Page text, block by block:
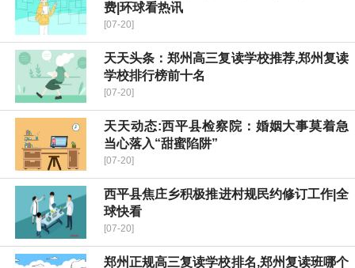
费|环球看热讯
[07-20]
天天头条：郑州高三复读学校推荐,郑州复读
学校排行榜前十名
[07-20]
天天动态:​西平县检察院：婚姻大事莫着急
当心落入“甜蜜陷阱”
[07-20]
​西平县焦庄乡积极推进村规民约修订工作|全
球快看
[07-20]
郑州正规高三复读学校排名,郑州复读班哪个